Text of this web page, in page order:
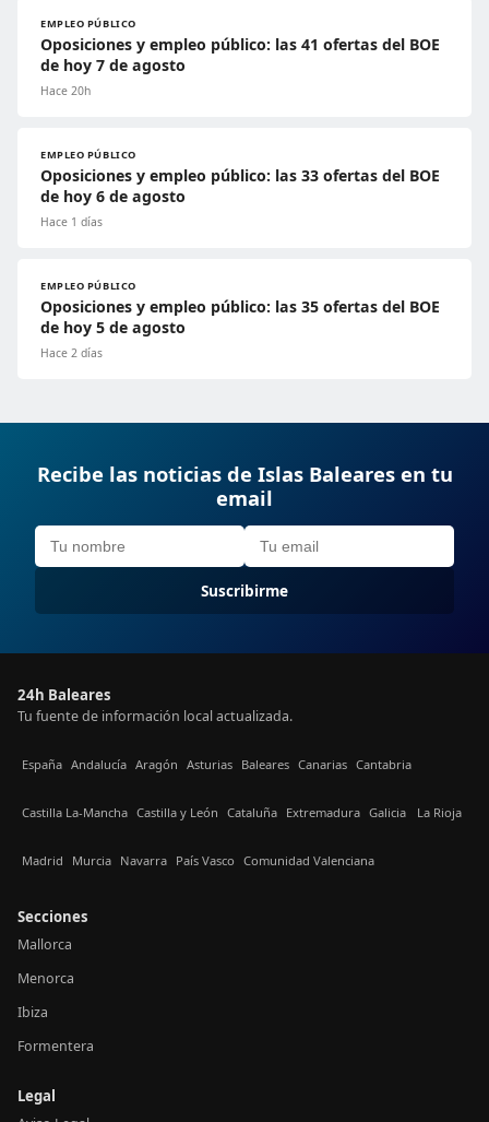
EMPLEO PÚBLICO
Oposiciones y empleo público: las 41 ofertas del BOE
de hoy 7 de agosto
Hace 20h
EMPLEO PÚBLICO
Oposiciones y empleo público: las 33 ofertas del BOE
de hoy 6 de agosto
Hace 1 días
EMPLEO PÚBLICO
Oposiciones y empleo público: las 35 ofertas del BOE
de hoy 5 de agosto
Hace 2 días
Recibe las noticias de Islas Baleares en tu
email
Suscribirme
24h Baleares
Tu fuente de información local actualizada.
España Andalucía Aragón Asturias Baleares Canarias Cantabria
Castilla La-Mancha Castilla y León Cataluña Extremadura Galicia La Rioja
Madrid Murcia Navarra País Vasco Comunidad Valenciana
Secciones
Mallorca
Menorca
Ibiza
Formentera
Legal